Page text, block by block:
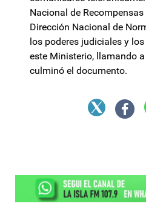
Nacional de
Dirección Nacional de
los poderes judiciales y
este Ministerio, llamando
culminó el documento.